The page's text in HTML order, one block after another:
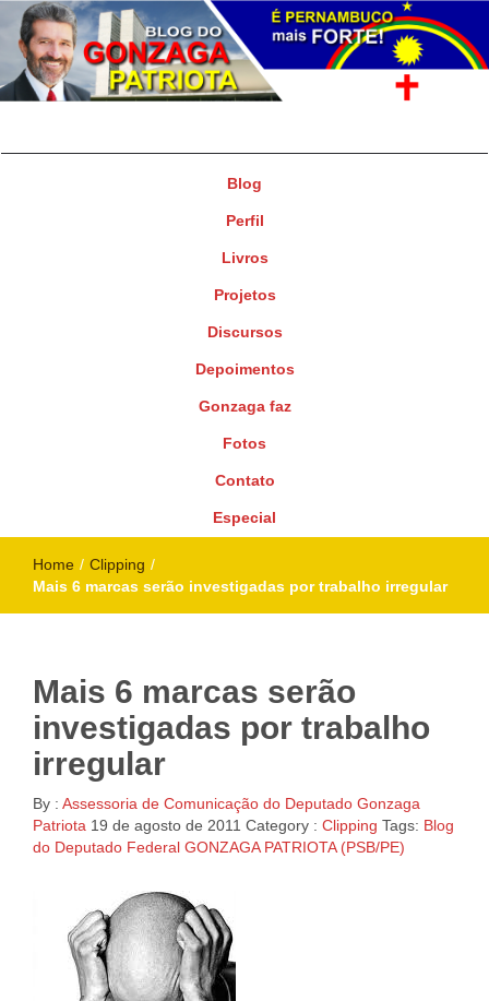
Blog
Perfil
Livros
Projetos
Discursos
Depoimentos
Gonzaga faz
Fotos
Contato
Especial
Home / Clipping /
Mais 6 marcas serão investigadas por trabalho irregular
Mais 6 marcas serão
investigadas por trabalho
irregular
By : Assessoria de Comunicação do Deputado Gonzaga
Patriota 19 de agosto de 2011 Category : Clipping Tags: Blog
do Deputado Federal GONZAGA PATRIOTA (PSB/PE)